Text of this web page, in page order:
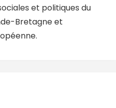
et politiques du
Bretagne et